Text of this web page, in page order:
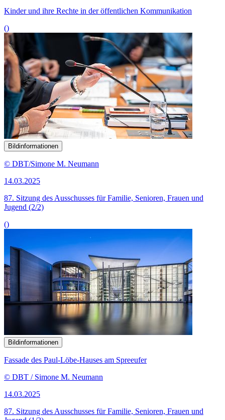
Kinder und ihre Rechte in der öffentlichen Kommunikation
()
Bildinformationen
© DBT/Simone M. Neumann
14.03.2025
87. Sitzung des Ausschusses für Familie, Senioren, Frauen und
Jugend (2/2)
()
Bildinformationen
Fassade des Paul-Löbe-Hauses am Spreeufer
© DBT / Simone M. Neumann
14.03.2025
87. Sitzung des Ausschusses für Familie, Senioren, Frauen und